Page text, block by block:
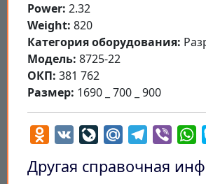
Power: 2.32
Weight: 820
Категория оборудования:
Модель: 8725-22
ОКП: 381 762
Размер: 1690 _ 700 _ 900
Odnoklassniki
VK LiveJournal
Mail.RuTelegram
Viber
Другая справочная